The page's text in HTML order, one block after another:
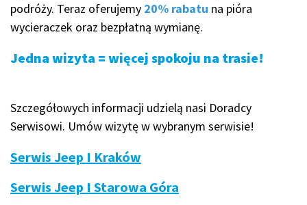
podróży. Teraz oferujemy 20% rabatu na pióra
wycieraczek oraz bezpłatną wymianę.
Jedna wizyta = więcej spokoju na trasie!
Szczegółowych informacji udzielą nasi Doradcy
Serwisowi. Umów wizytę w wybranym serwisie!
Serwis Jeep I Kraków
Serwis Jeep I Starowa Góra